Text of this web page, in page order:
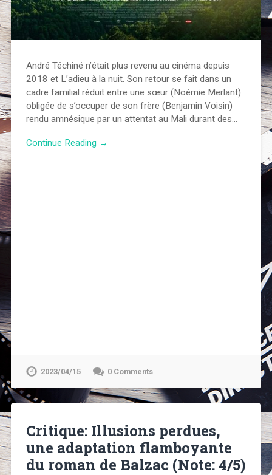
André Téchiné n’était plus revenu au cinéma depuis
2018 et L’adieu à la nuit. Son retour se fait dans un
cadre familial réduit entre une sœur (Noémie Merlant)
obligée de s’occuper de son frère (Benjamin Voisin)
rendu amnésique par un attentat au Mali durant des…
Continue Reading →
2023/04/15 0 Comments
Critique: Illusions perdues,
une adaptation flamboyante
du roman de Balzac (Note: 4/5)